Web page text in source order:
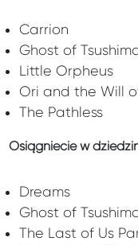
Carrion
Ghost of
Little Orpheus
Ori and the Will
The Pathless
Osiągniecie w
Dreams
Ghost of
The Last of Us